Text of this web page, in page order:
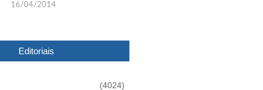
16/04/2014
Editoriais
(4024)